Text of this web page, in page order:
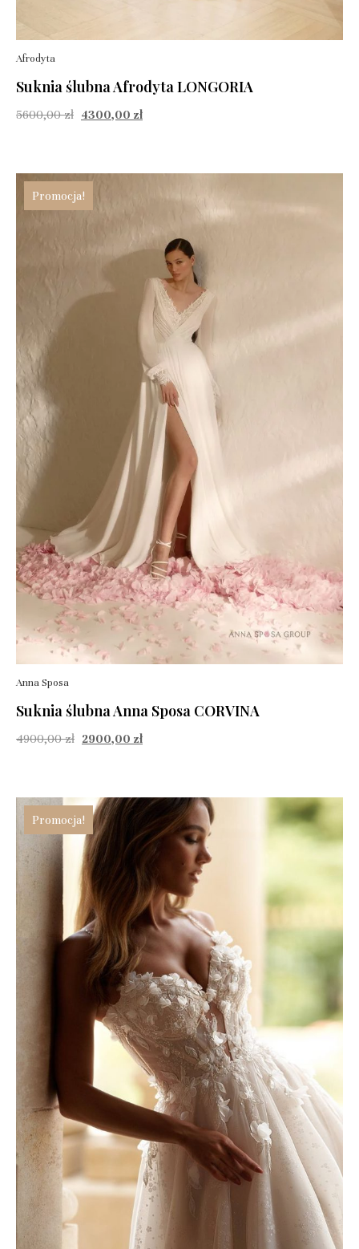
Afrodyta
Suknia ślubna Afrodyta LONGORIA
5600,00zł 4300,00 zł
Promocja!
Anna Sposa
Suknia ślubna Anna Sposa CORVINA
4900,00zł 2900,00 zł
Promocja!